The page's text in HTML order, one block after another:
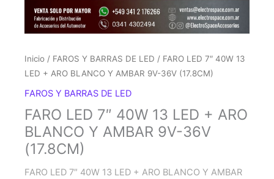
Inicio / FAROS Y BARRAS DE LED / FARO LED 7″ 40W 13
LED + ARO BLANCO Y AMBAR 9V-36V (17.8CM)
FAROS Y BARRAS DE LED
FARO LED 7″ 40W 13 LED + ARO
BLANCO Y AMBAR 9V-36V
(17.8CM)
FARO LED 7″ 40W 13 LED + ARO BLANCO Y AMBAR